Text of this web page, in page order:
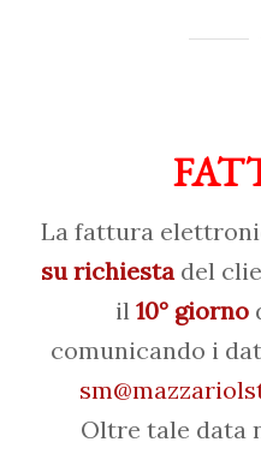
La fattura
su richiestadel
il 10° giorno
comunicando i
Oltre tale data